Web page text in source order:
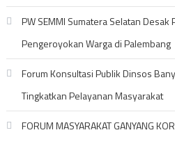
PW SEMMI Sumatera Selatan
Pengeroyokan Warga di Palembang
Forum Konsultasi Publik Dinsos
Tingkatkan Pelayanan Masyarakat
FORUM MASYARAKAT GANYANG